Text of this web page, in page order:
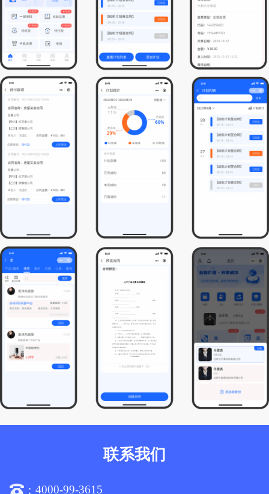
联系我们
：4000-99-3615